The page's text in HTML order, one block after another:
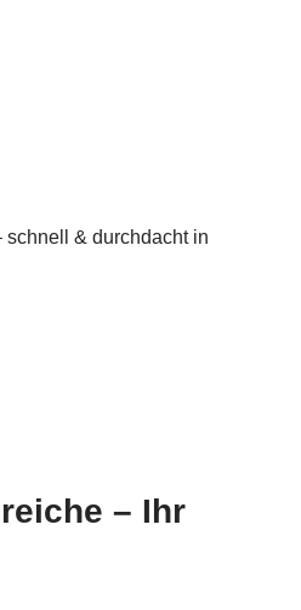
schnell & durchdacht in
– Ihr